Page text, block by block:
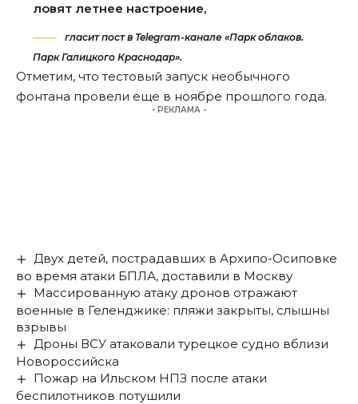
ловят летнее настроение,
гласит пост в Telegram-канале «Парк облаков.
Парк Галицкого Краснодар».
Отметим, что тестовый запуск необычного
фонтана провели еще в ноябре прошлого года.
- РЕКЛАМА -
Двух детей, пострадавших в Архипо-Осиповке
во время атаки БПЛА, доставили в Москву
Массированную атаку дронов отражают
военные в Геленджике: пляжи закрыты, слышны
взрывы
Дроны ВСУ атаковали турецкое судно вблизи
Новороссийска
Пожар на Ильском НПЗ после атаки
беспилотников потушили